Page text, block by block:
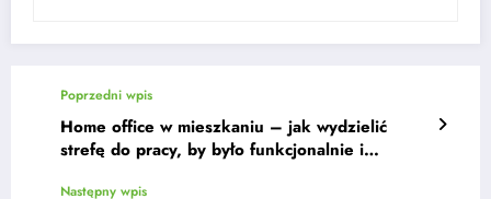
Poprzedni wpis
Home office w mieszkaniu – jak wydzielić
strefę do pracy, by było funkcjonalnie i
Następny wpis